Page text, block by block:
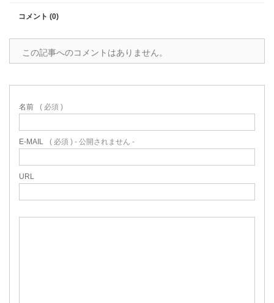
コメント (0)
この記事へのコメントはありません。
名前 ( 必須 )
E-MAIL ( 必須 ) - 公開されません -
URL